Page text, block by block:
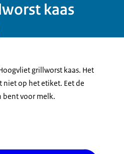
kaas
grillworst kaas. Het
niet op het etiket. Eet de
bent voor melk.